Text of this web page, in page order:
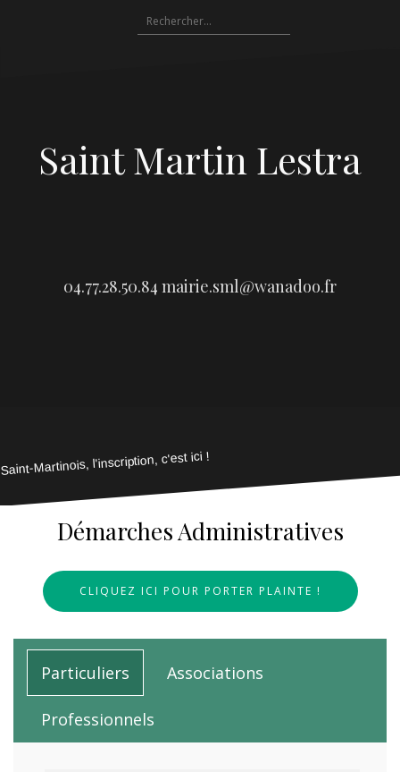
Rechercher :
Saint Martin Lestra
04.77.28.50.84 mairie.sml@wanadoo.fr
Saint-Martinois, l'inscription, c'est ici !
Démarches Administratives
CLIQUEZ ICI POUR PORTER PLAINTE !
Particuliers Associations
Professionnels